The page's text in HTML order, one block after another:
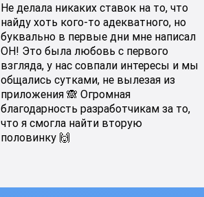
Не делала никаких ставок на то, что
найду хоть кого-то адекватного, но
буквально в первые дни мне написал
ОН! Это была любовь с первого
взгляда, у нас совпали интересы и мы
общались сутками, не вылезая из
приложения 🙈 Огромная
благодарность разработчикам за то,
что я смогла найти вторую
половинку 🙌